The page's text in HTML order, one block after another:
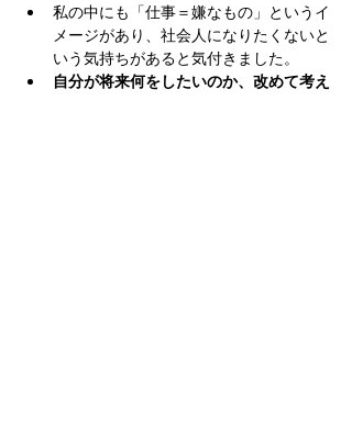
私の中にも「仕事＝嫌なもの」というイ
メージがあり、社会人になりたくないと
いう気持ちがあると気付きました。
⾃分が将来何をしたいのか、改めて考え